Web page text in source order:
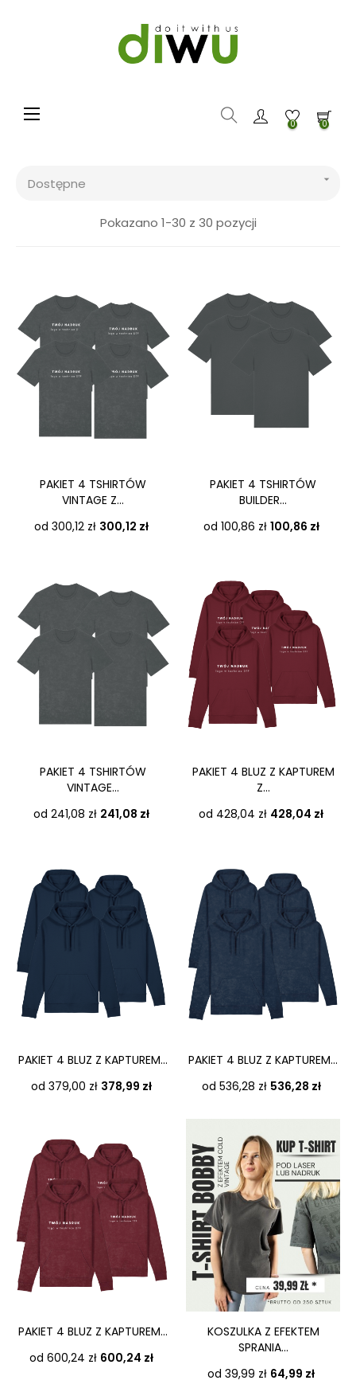
Toggle navigation
☰ 0 0
Dostępne 
Pokazano 1-30 z 30 pozycji
PAKIET 4 TSHIRTÓW
VINTAGE Z...
od 300,12 zł Cena
300,12 zł
PAKIET 4 TSHIRTÓW
BUILDER...
od 100,86 zł Cena
100,86 zł
PAKIET 4 TSHIRTÓW
VINTAGE...
od 241,08 zł Cena
241,08 zł
PAKIET 4 BLUZ Z KAPTUREM
Z...
od 428,04 zł Cena
428,04 zł
PAKIET 4 BLUZ Z KAPTUREM...
od 379,00 zł Cena
378,99 zł
PAKIET 4 BLUZ Z KAPTUREM...
od 536,28 zł Cena
536,28 zł
PAKIET 4 BLUZ Z KAPTUREM...
od 600,24 zł Cena
600,24 zł
KOSZULKA Z EFEKTEM
SPRANIA...
od 39,99 zł Cena
64,99 zł